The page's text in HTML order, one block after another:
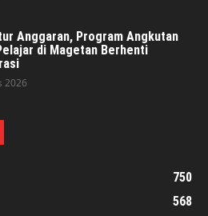
Anggaran, Program Angkutan
di Magetan Berhenti
2026
750
568